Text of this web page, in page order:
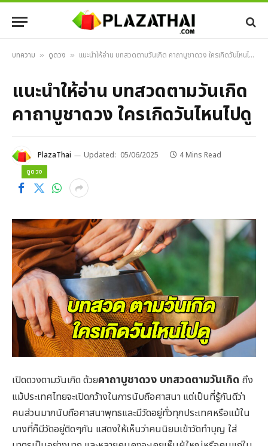
บทความ » ดูดวง » แนะนำให้อ่าน บทสวดตามวันเกิด คาถาบูชาดวง ใครเกิดวันไหนไปดู
แนะนำให้อ่าน บทสวดตามวันเกิด
คาถาบูชาดวง ใครเกิดวันไหนไปดู
PlazaThai Updated: 05/06/2025 4 Mins Read
ดูดวง
เปิดดวงตามวันเกิด ด้วยคาถาบูชาดวง บทสวดตามวันเกิด ถึง
แม้ประเทศไทยจะเปิดกว้างในการนับถือศาสนา แต่เป็นที่รู้กันดีว่า
คนส่วนมากนับถือศาสนาพุทธและมีวัดอยู่ทั่วทุกประเทศหรือแม้ใน
บางที่ก็มีวัดอยู่ติดๆกัน แสดงให้เห็นว่าคนนิยมเข้าวัดทำบุญ ใส่